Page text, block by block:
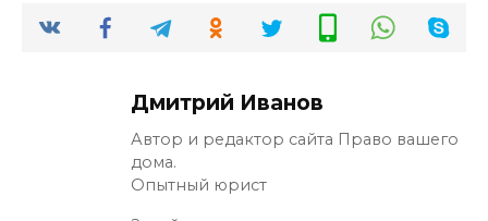
Дмитрий Иванов
Автор и редактор сайта Право вашего
дома.
Опытный юрист